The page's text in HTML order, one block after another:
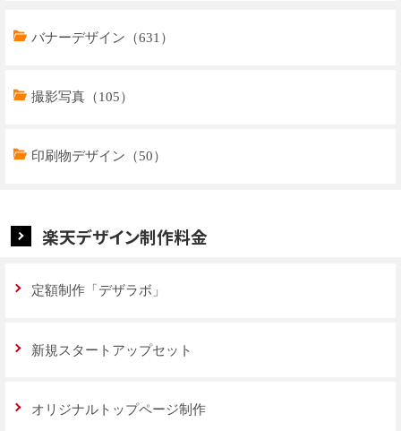
トップページデザイン（33）
商品ページデザイン（769）
特集ページデザイン（59）
バナーデザイン（631）
撮影写真（105）
印刷物デザイン（50）
楽天デザイン制作料金
定額制作「デザラボ」
新規スタートアップセット
オリジナルトップページ制作